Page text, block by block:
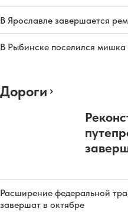
В Ярославле завершается
В Рыбинске поселился мишка
Дороги
Расширение федеральной
завершат в октябре